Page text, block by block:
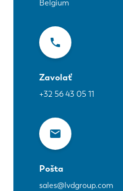
Belgium
Zavolať
+32 56 43 05 11
Pošta
sales@lvdgroup.com
Kontaktujte nás